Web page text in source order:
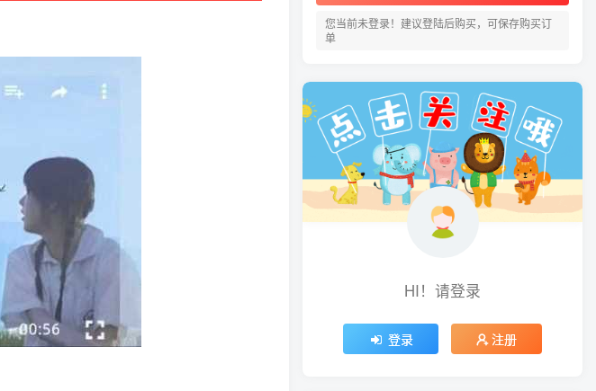
登录 注册
您当前未登录！建议登陆后购买，可保存购买订
单
HI！请登录
登录 注册